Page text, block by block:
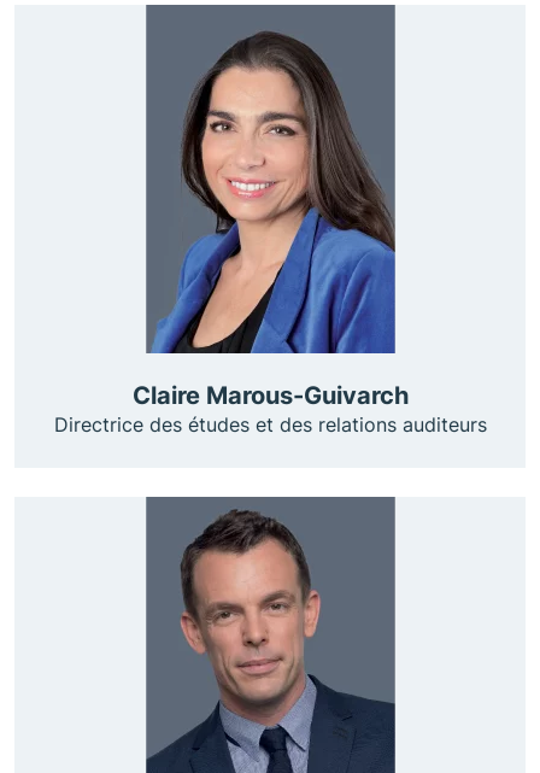
Claire Marous-Guivarch
Directrice des études et des relations auditeurs